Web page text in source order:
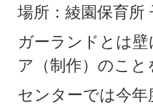
場所：綾園保育所
ガーランドとは
ア（制作）のこと
センターでは今